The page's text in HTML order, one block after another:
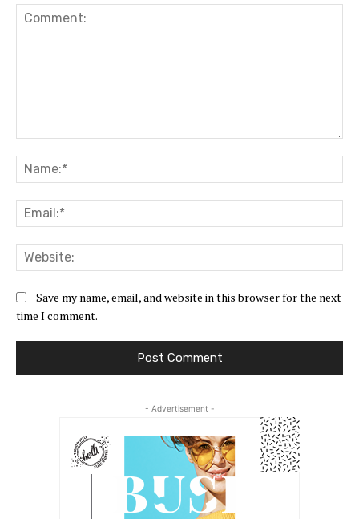
Save my name, email, and website in this browser for the next
time I comment.
- Advertisement -